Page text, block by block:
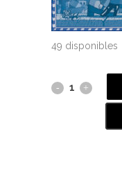
49 disponibles